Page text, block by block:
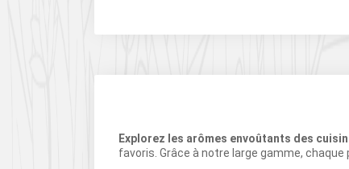
Explorez les arômes envoûtants des
favoris. Grâce à notre large gamme,